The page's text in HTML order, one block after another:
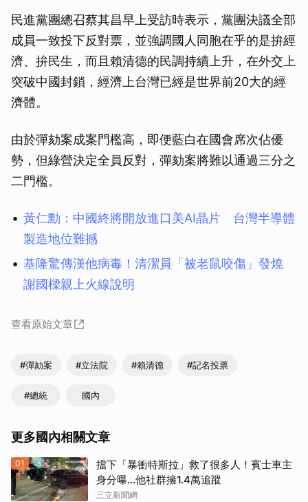
民進黨團總召蔡其昌早上受訪時表示，黨團決議全部
成員一致投下反對票，並強調國人同胞在乎的是拚經
濟、拚民生，而且賴清德的民調持續上升，在外交上
突破中國封鎖，經濟上台灣已經是世界前20大的經
濟體。
由於彈劾案成案門檻高，即便藍白在國會席次佔優
勢，但綠營決定全員反對，彈劾案將難以通過三分之
二門檻。
黃仁勳：中國終將開放進口美AI晶片 台灣半導體
製造地位難撼
基隆驚傳漢他病毒！清潔員「被老鼠咬傷」發燒
謝國樑親上火線說明
查看原始文章
#彈劾案 #立法院 #賴清德 #記名投票
#總統 國內
更多國內相關文章
01
擋下「暴衝特斯拉」救了很多人！賓士車主
身分曝…他社群擁1.4萬追蹤
三立新聞網